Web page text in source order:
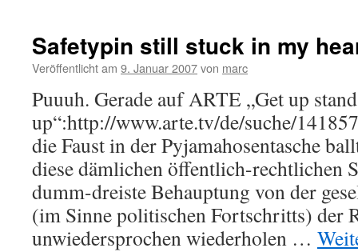
Safetypin still stuck in my
Veröffentlicht am 9. Januar 2007von marc
Puuuh. Gerade auf ARTE „Get up stand
up“:http://www.arte.tv/de/suche/
die Faust in der Pyjamahosentasche
diese dämlichen öffentlich-rechtlichen
dumm-dreiste Behauptung von der
(im Sinne politischen Fortschritts) der
unwiedersprochen wiederholen …